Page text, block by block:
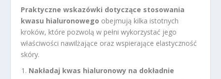
Praktyczne wskazówki dotyczące stosowania
kwasu hialuronowego obejmują kilka istotnych
kroków, które pozwolą w pełni wykorzystać jego
właściwości nawilżające oraz wspierające elastyczność
skóry.
Nakładaj kwas hialuronowy na dokładnie